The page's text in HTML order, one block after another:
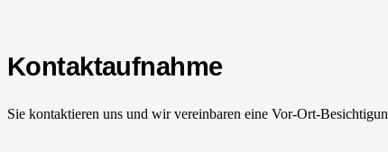
Kontaktaufnahme
Sie kontaktieren uns und wir vereinbaren eine Vor-Ort-